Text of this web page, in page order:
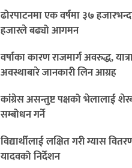
ढोरपाटनमा एक वर्षमा ३७
हजारले बढ्यो आगमन
वर्षाका कारण राजमार्ग अवरुद्ध,
अवस्थाबारे जानकारी लिन आग्रह
कांग्रेस असन्तुष्ट पक्षको भेलालाई
सम्बोधन गर्ने
विद्यार्थीलाई लक्षित गरी ग्यास
यादवको निर्देशन